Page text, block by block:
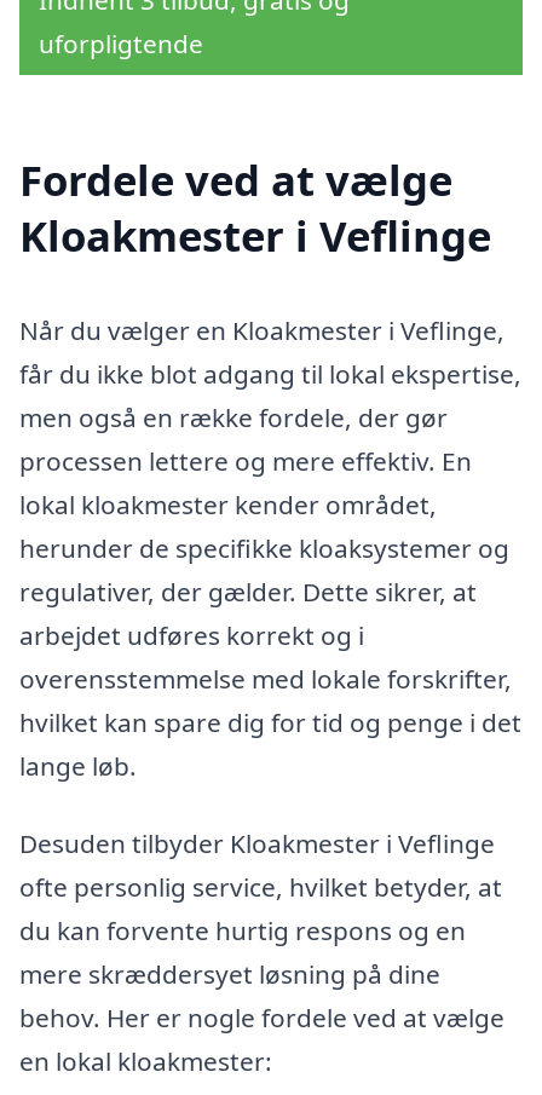
uforpligtende
Fordele ved at vælge
Kloakmester i Veflinge
Når du vælger en Kloakmester i Veflinge,
får du ikke blot adgang til lokal ekspertise,
men også en række fordele, der gør
processen lettere og mere effektiv. En
lokal kloakmester kender området,
herunder de specifikke kloaksystemer og
regulativer, der gælder. Dette sikrer, at
arbejdet udføres korrekt og i
overensstemmelse med lokale forskrifter,
hvilket kan spare dig for tid og penge i det
lange løb.
Desuden tilbyder Kloakmester i Veflinge
ofte personlig service, hvilket betyder, at
du kan forvente hurtig respons og en
mere skræddersyet løsning på dine
behov. Her er nogle fordele ved at vælge
en lokal kloakmester: